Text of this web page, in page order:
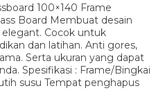
100×140 Frame
Board Membuat desain
Cocok untuk
dan latihan. Anti gores,
Serta ukuran yang dapat
Spesifikasi : Frame/Bingkai
susu Tempat penghapus